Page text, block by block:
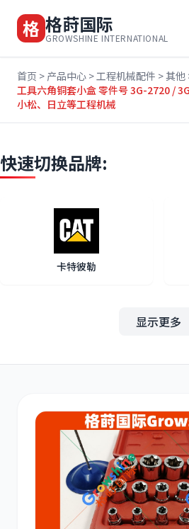
格 格莳国际
GROWSHINE INTERNATIONAL
首页 > 产品中心 >工程机械配件 >其他
工具六角铜套小盒 零件号 3G-2720 /
小松、日立等工程机械
快速切换品牌:
卡特彼勒
其他
沃尔沃
显示更多